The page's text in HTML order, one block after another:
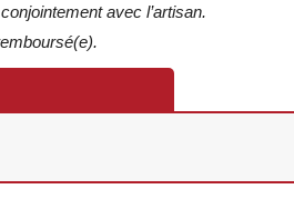
avec l’artisan.